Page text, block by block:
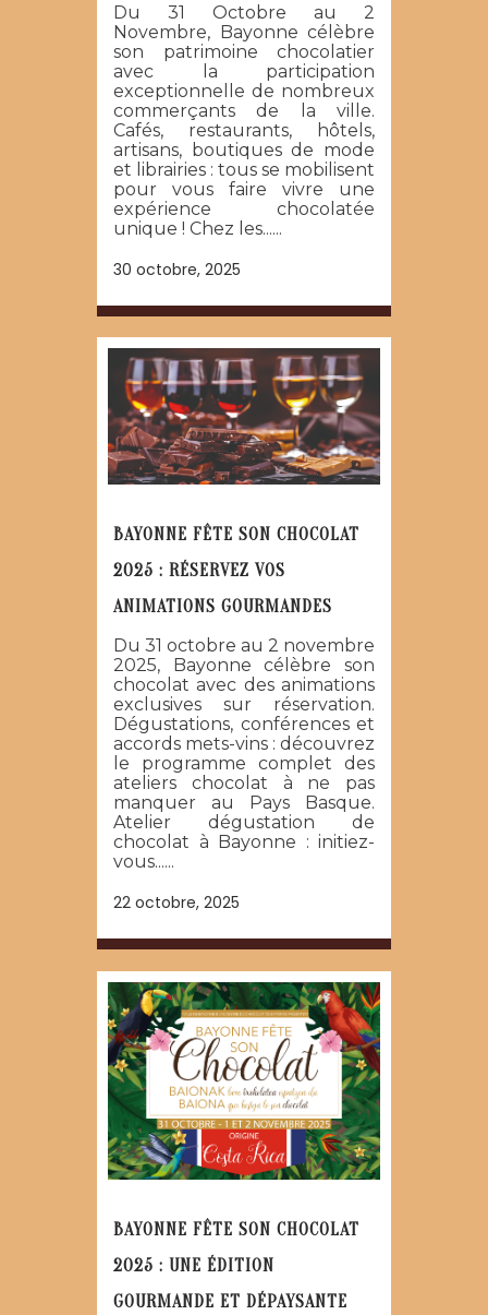
Du 31 Octobre au 2
Novembre, Bayonne célèbre
son patrimoine chocolatier
avec la participation
exceptionnelle de nombreux
commerçants de la ville.
Cafés, restaurants, hôtels,
artisans, boutiques de mode
et librairies : tous se mobilisent
pour vous faire vivre une
expérience chocolatée
unique ! Chez les......
30 octobre, 2025
BAYONNE FÊTE SON CHOCOLAT
2025 : RÉSERVEZ VOS
ANIMATIONS GOURMANDES
Du 31 octobre au 2 novembre
2025, Bayonne célèbre son
chocolat avec des animations
exclusives sur réservation.
Dégustations, conférences et
accords mets-vins : découvrez
le programme complet des
ateliers chocolat à ne pas
manquer au Pays Basque.
Atelier dégustation de
chocolat à Bayonne : initiez-
vous......
22 octobre, 2025
BAYONNE FÊTE SON CHOCOLAT
2025 : UNE ÉDITION
GOURMANDE ET DÉPAYSANTE